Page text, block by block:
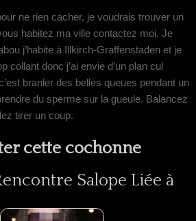
ne rien cacher, je voudrais trouver un
habitez ma ville contactez moi. Je
j’habite à Illkirch-Graffenstaden et je
collant donc j’ai envie d’un plan cul
branler des belles queues pendant un
du sperme sur la gueule. Balancez
tirer un coup.
cette cochonne
Salope Liée à